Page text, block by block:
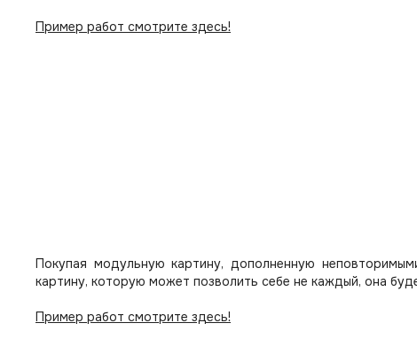
Пример работ смотрите здесь!
Покупая модульную картину, дополненную
картину, которую может позволить себе не каждый, она
Пример работ смотрите здесь!